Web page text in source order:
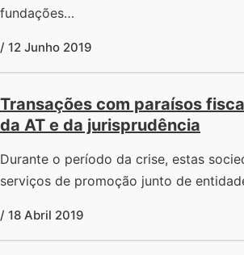
fundações…
/ 12 Junho 2019
Transações com paraísos
da AT e da jurisprudência
Durante o período da crise, estas
serviços de promoção junto de
/ 18 Abril 2019